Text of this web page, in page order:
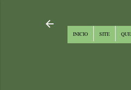
INICIO SITE